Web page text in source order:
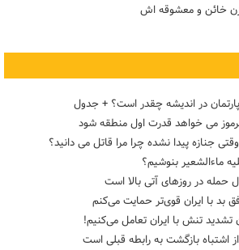
زن خائن و معشوقه اش
در اندیشه چقدر است؟ + جدول
مرموز می خواهد قدرت اول منطقه شود
جنازه پیدا نشده چرا مرا قاتل می دانید؟
ماءالشعیر بنوشیم؟
حمله در روزهای آتی بالا است
بد با ایران قوی‌تر حمایت می‌کنم
تنش با ایران تعامل می‌کنیم!
اشتباه بازگشت به رابطه قبلی است